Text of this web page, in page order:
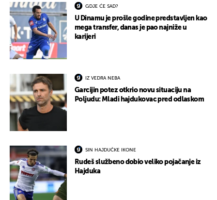
GDJE ĆE SAD?
U Dinamu je prošle godine predstavljen kao
mega transfer, danas je pao najniže u
karijeri
IZ VEDRA NEBA
Garcijin potez otkrio novu situaciju na
Poljudu: Mladi hajdukovac pred odlaskom
SIN HAJDUČKE IKONE
Rudeš službeno dobio veliko pojačanje iz
Hajduka